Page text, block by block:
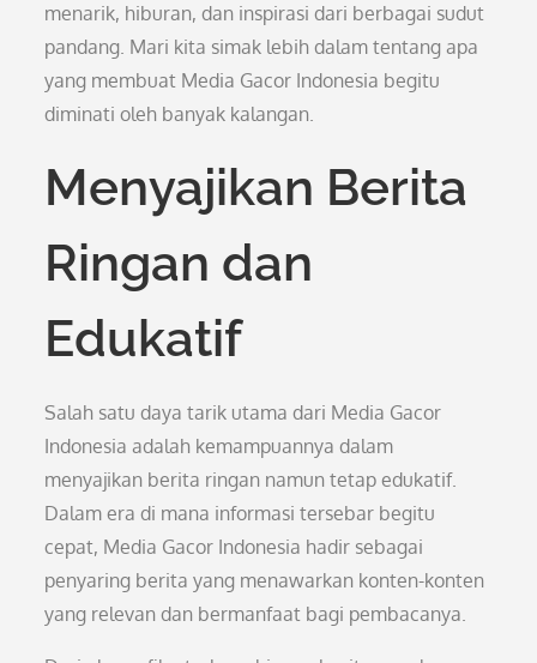
menarik, hiburan, dan inspirasi dari berbagai sudut
pandang. Mari kita simak lebih dalam tentang apa
yang membuat Media Gacor Indonesia begitu
diminati oleh banyak kalangan.
Menyajikan Berita
Ringan dan
Edukatif
Salah satu daya tarik utama dari Media Gacor
Indonesia adalah kemampuannya dalam
menyajikan berita ringan namun tetap edukatif.
Dalam era di mana informasi tersebar begitu
cepat, Media Gacor Indonesia hadir sebagai
penyaring berita yang menawarkan konten-konten
yang relevan dan bermanfaat bagi pembacanya.